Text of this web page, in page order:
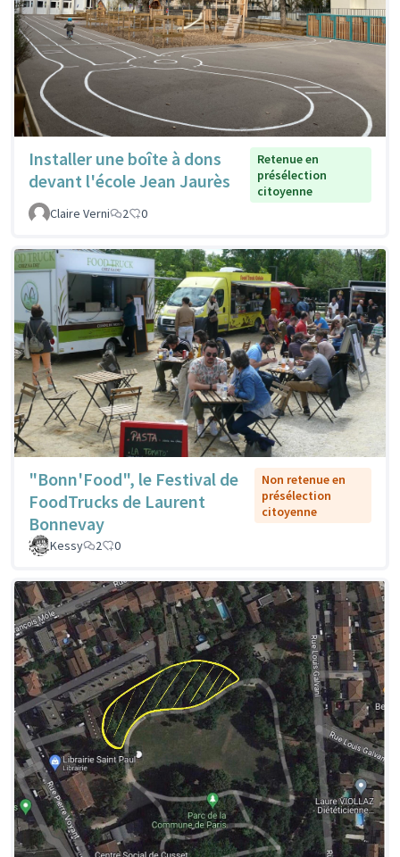
Installer une boîte à dons
devant l'école Jean Jaurès
Retenue en
présélection
citoyenne
Claire Verni
2 0
"Bonn'Food", le Festival de
FoodTrucks de Laurent
Bonnevay
Non retenue en
présélection
citoyenne
Kessy 2 0